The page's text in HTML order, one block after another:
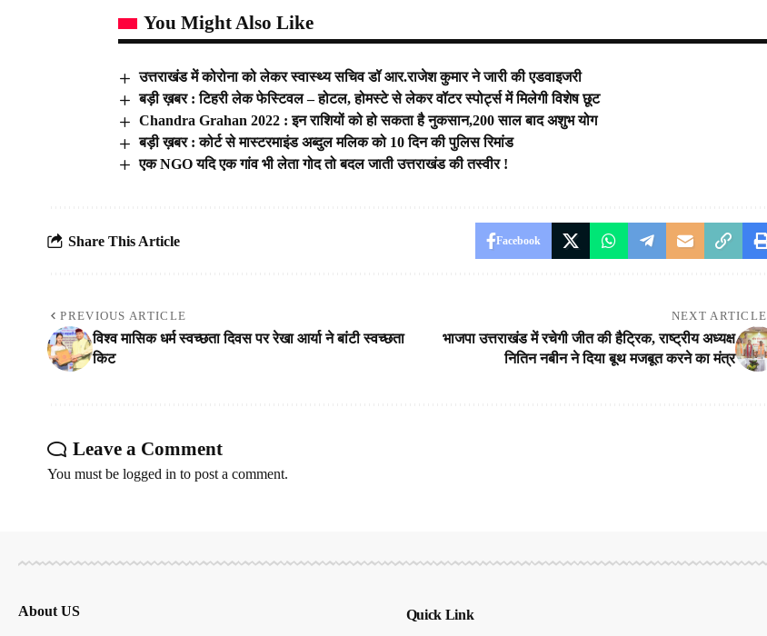
You Might Also Like
उत्तराखंड में कोरोना को लेकर स्वास्थ्य सचिव डॉ आर.राजेश कुमार ने जारी की एडवाइजरी
बड़ी ख़बर : टिहरी लेक फेस्टिवल – होटल, होमस्टे से लेकर वॉटर स्पोर्ट्स में मिलेगी विशेष छूट
Chandra Grahan 2022 : इन राशियों को हो सकता है नुकसान,200 साल बाद अशुभ योग
बड़ी ख़बर : कोर्ट से मास्टरमाइंड अब्दुल मलिक को 10 दिन की पुलिस रिमांड
एक NGO यदि एक गांव भी लेता गोद तो बदल जाती उत्तराखंड की तस्वीर !
Share This Article Facebook
PREVIOUS ARTICLE
विश्व मासिक धर्म स्वच्छता दिवस पर रेखा आर्या ने बांटी स्वच्छता
किट
NEXT ARTICLE
भाजपा उत्तराखंड में रचेगी जीत की हैट्रिक, राष्ट्रीय अध्यक्ष
नितिन नबीन ने दिया बूथ मजबूत करने का मंत्र
Leave a Comment
You must be logged in to post a comment.
About US Quick Link